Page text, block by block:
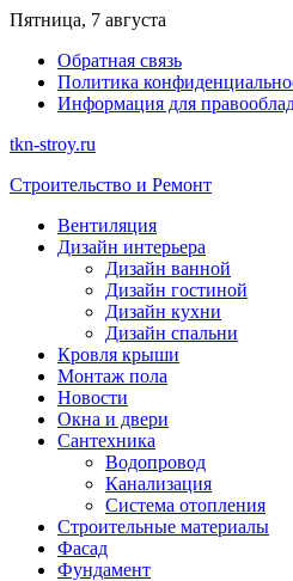
Перейти
содержимому
Пятница, 7 августа
Обратная связь
Политика
Информация для
tkn-stroy.ru
Строительство и Ремонт
Вентиляция
Дизайн интерьера
Дизайн ванной
Дизайн гостиной
Дизайн кухни
Дизайн спальни
Кровля крыши
Монтаж пола
Новости
Окна и двери
Сантехника
Водопровод
Канализация
Система отопления
Строительные материалы
Фасад
Фундамент